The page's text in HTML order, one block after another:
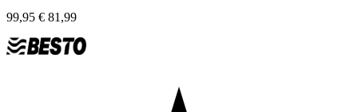
99,95 € 81,99